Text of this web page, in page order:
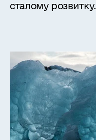
сталому розвитку.